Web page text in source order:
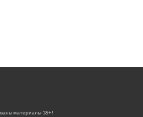
материалы 18+!